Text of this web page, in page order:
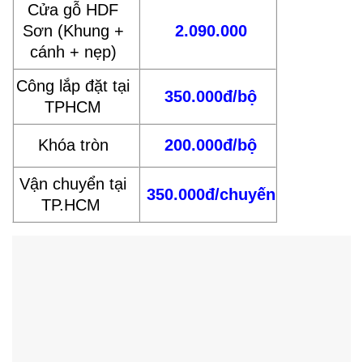
Cửa gỗ HDF
Sơn (Khung +
cánh + nẹp)
2.090.000
Công lắp đặt tại
TPHCM
350.000đ/bộ
Khóa tròn 200.000đ/bộ
Vận chuyển tại
TP.HCM
350.000đ/chuyến